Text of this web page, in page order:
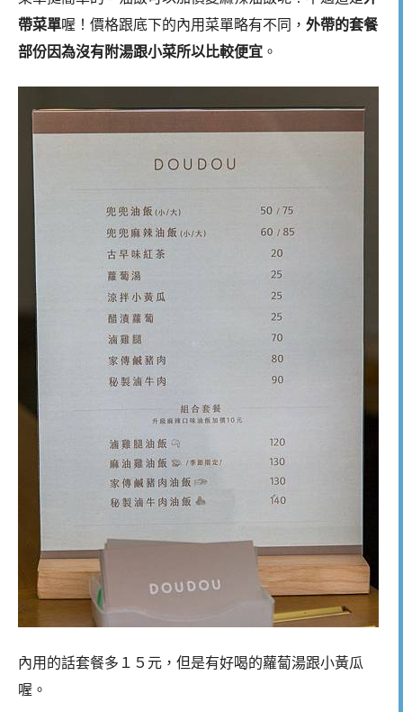
帶菜單喔！價格跟底下的內用菜單略有不同， 外帶的套餐
部份因為沒有附湯跟小菜所以比較便宜 。
內用的話套餐多１５元，但是有好喝的蘿蔔湯跟小黃瓜
喔。